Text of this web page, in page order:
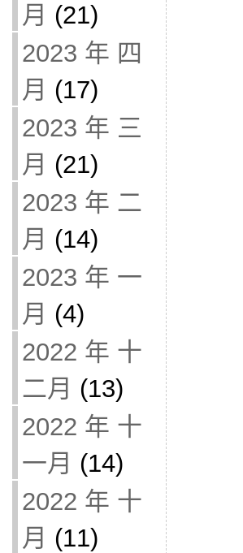
月 (21)
2023 年 四
月 (17)
2023 年 三
月 (21)
2023 年 二
月 (14)
2023 年 一
月 (4)
2022 年 十
二月 (13)
2022 年 十
一月 (14)
2022 年 十
月 (11)